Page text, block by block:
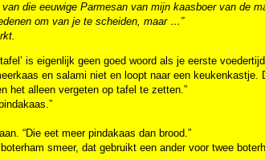
die eeuwige Parmesan van mijn kaasboer van de
om van je te scheiden, maar …”
is eigenlijk geen goed woord als je eerste
en salami niet en loopt naar een keukenkastje.
het alleen vergeten op tafel te zetten.”
“Die eet meer pindakaas dan brood.”
smeer, dat gebruikt een ander voor twee